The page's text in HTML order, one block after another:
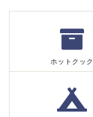
ホットクック